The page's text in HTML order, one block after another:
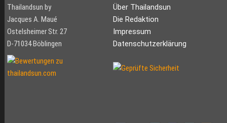
Thailandsun by
Jacques A. Maué
Ostelsheimer Str. 27
D-71034 Böblingen
Über Thailandsun
Die Redaktion
Impressum
Datenschutzerklärung